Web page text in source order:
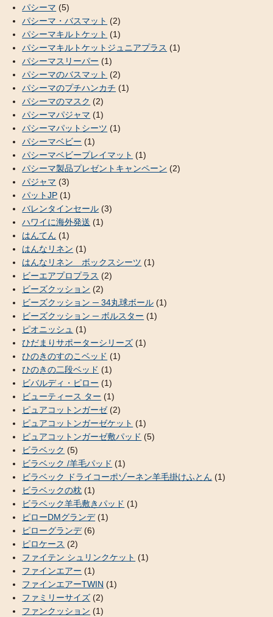
パシーマ (5)
パシーマ・バスマット (2)
パシーマキルトケット (1)
パシーマキルトケットジュニアプラス (1)
パシーマスリーパー (1)
パシーマのバスマット (2)
パシーマのプチハンカチ (1)
パシーマのマスク (2)
パシーマパジャマ (1)
パシーマパットシーツ (1)
パシーマベビー (1)
パシーマベビープレイマット (1)
パシーマ製品プレゼントキャンペーン (2)
パジャマ (3)
パットJP (1)
バレンタインセール (3)
ハワイに海外発送 (1)
はんてん (1)
はんなリネン (1)
はんなリネン ボックスシーツ (1)
ビーエアプロプラス (2)
ビーズクッション (2)
ビーズクッション ─ 34丸球ボール (1)
ビーズクッション ─ ボルスター (1)
ピオニッシュ (1)
ひだまりサポーターシリーズ (1)
ひのきのすのこベッド (1)
ひのきの二段ベッド (1)
ビバルディ・ピロー (1)
ビューティース ター (1)
ピュアコットンガーゼ(2)
ピュアコットンガーゼケット (1)
ピュアコットンガーゼ敷パッド (5)
ビラベック (5)
ビラベック /羊毛パッド (1)
ビラベック ドライコーポゾーネン羊毛掛けふとん (1)
ビラベックの枕 (1)
ビラベック羊毛敷きパッド (1)
ピローDMグランデ(1)
ピローグランデ(6)
ピロケース (2)
ファイテン シュリンクケット (1)
ファインエアー (1)
ファインエアーTWIN (1)
ファミリーサイズ (2)
ファンクッション (1)